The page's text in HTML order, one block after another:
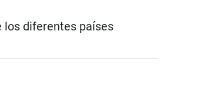
los diferentes países